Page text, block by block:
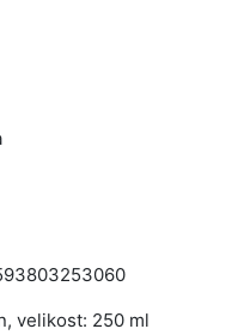
velikost: 250 ml